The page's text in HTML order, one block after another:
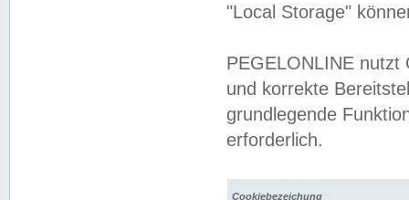
"Local Storage"
PEGELONLINE nutzt
und korrekte
grundlegende
erforderlich.
Cookiebezeichung